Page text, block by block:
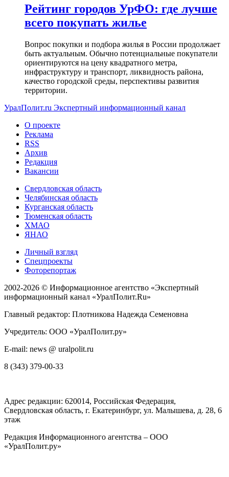
Рейтинг городов УрФО: где лучше
всего покупать жилье
Вопрос покупки и подбора жилья в России продолжает
быть актуальным. Обычно потенциальные покупатели
ориентируются на цену квадратного метра,
инфраструктуру и транспорт, ликвидность района,
качество городской среды, перспективы развития
территории.
УралПолит.ru Экспертный информационный канал
О проекте
Реклама
RSS
Архив
Редакция
Вакансии
Свердловская область
Челябинская область
Курганская область
Тюменская область
ХМАО
ЯНАО
Личный взгляд
Спецпроекты
Фоторепортаж
2002-2026 © Информационное агентство «Экспертный
информационный канал «УралПолит.Ru»
Главный редактор: Плотникова Надежда Семеновна
Учредитель: ООО «УралПолит.ру»
E-mail: news @ uralpolit.ru
8 (343) 379-00-33
Адрес редакции: 620014, Российская Федерация,
Свердловская область, г. Екатеринбург, ул. Малышева, д. 28, 6
этаж
Редакция Информационного агентства – ООО
«УралПолит.ру»